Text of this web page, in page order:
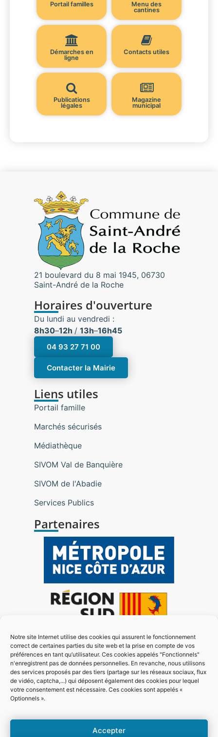
Notre site Internet utilise des cookies qui assurent le fonctionnement
correct de certaines parties du site web et la prise en compte de vos
préférences en tant qu’utilisateur. Ces cookies appelés "Fonctionnels"
n'enregistrent pas de données personnelles. En revanche, nous utilisons
des services proposés par des tiers (partage sur les réseaux sociaux, flux
de vidéo, captcha,...) qui déposent également des cookies pour lequel
votre consentement est nécessaire. Ces cookies sont appelés «
Optionnels ».
Accepter
Portail familles
Menu des
cantines
Démarches en
ligne
Contacts utiles
Publications
légales
Magazine
municipal
21 boulevard du 8 mai 1945, 06730
Saint-André de la Roche
Horaires d'ouverture
Du lundi au vendredi :
8h30–12h / 13h–16h45
04 93 27 71 00
Contacter la Mairie
Liens utiles
Portail famille
Marchés sécurisés
Médiathèque
SIVOM Val de Banquière
SIVOM de l'Abadie
Services Publics
Partenaires